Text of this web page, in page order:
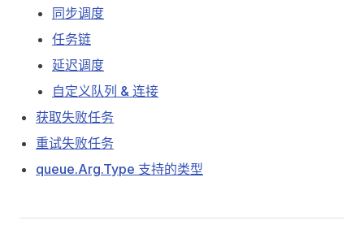
同步调度
任务链
延迟调度
自定义队列 & 连接
获取失败任务
重试失败任务
queue.Arg.Type 支持的类型